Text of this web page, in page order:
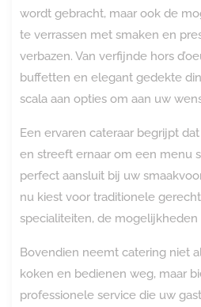
wordt gebracht, maar ook de
te verrassen met smaken en
verbazen. Van verfijnde hors
buffetten en elegant gedekte
scala aan opties om aan uw
Een ervaren cateraar begrijpt
en streeft ernaar om een menu
perfect aansluit bij uw
nu kiest voor traditionele
specialiteiten, de mogelijkheden
Bovendien neemt catering niet
koken en bedienen weg, maar
professionele service die uw